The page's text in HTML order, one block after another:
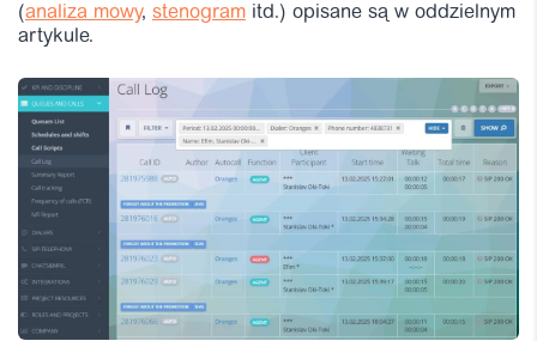
(analiza mowy, stenogram itd.) opisane są w oddzielnym
artykule.